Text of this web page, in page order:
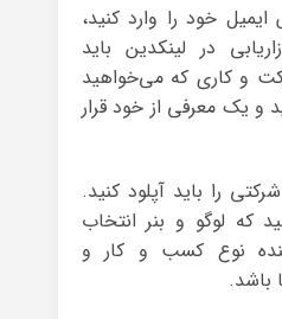
خود را وارد کنید،
در لینکدین باید
و کاری که می‌خواهید
و یک معرفی از خود قرار
را باید آپلود کنید.
که لوگو و بنر انتخاب
نوع کسب و کار و
باشد.